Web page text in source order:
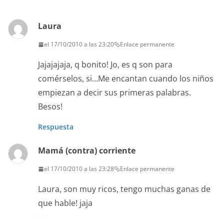
Laura
el 17/10/2010 a las 23:20 Enlace permanente
Jajajajaja, q bonito! Jo, es q son para
comérselos, si…Me encantan cuando los niños
empiezan a decir sus primeras palabras.
Besos!
Respuesta
Mamá (contra) corriente
el 17/10/2010 a las 23:28 Enlace permanente
Laura, son muy ricos, tengo muchas ganas de
que hable! jaja